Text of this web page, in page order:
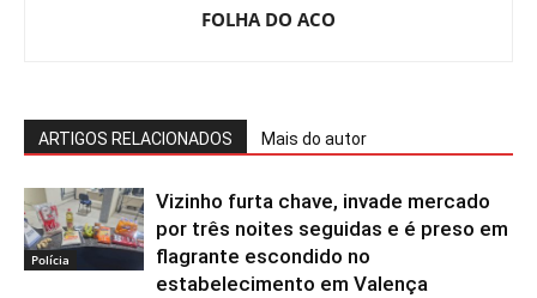
FOLHA DO ACO
ARTIGOS RELACIONADOS Mais do autor
Polícia
Vizinho furta chave, invade mercado
por três noites seguidas e é preso em
flagrante escondido no
estabelecimento em Valença